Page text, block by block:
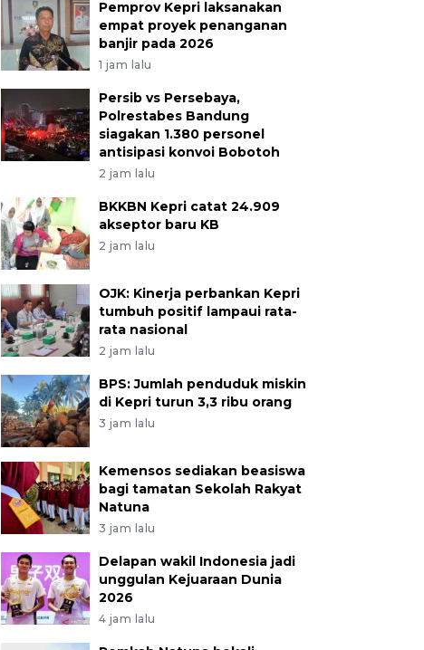
Pemprov Kepri laksanakan
empat proyek penanganan
banjir pada 2026
1 jam lalu
Persib vs Persebaya,
Polrestabes Bandung
siagakan 1.380 personel
antisipasi konvoi Bobotoh
2 jam lalu
BKKBN Kepri catat 24.909
akseptor baru KB
2 jam lalu
OJK: Kinerja perbankan Kepri
tumbuh positif lampaui rata-
rata nasional
2 jam lalu
BPS: Jumlah penduduk miskin
di Kepri turun 3,3 ribu orang
3 jam lalu
Kemensos sediakan beasiswa
bagi tamatan Sekolah Rakyat
Natuna
3 jam lalu
Delapan wakil Indonesia jadi
unggulan Kejuaraan Dunia
2026
4 jam lalu